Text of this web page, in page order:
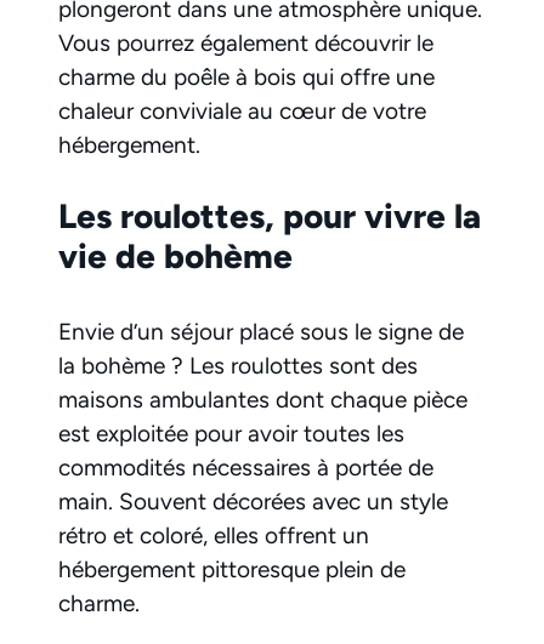
plongeront dans une atmosphère unique.
Vous pourrez également découvrir le
charme du poêle à bois qui offre une
chaleur conviviale au cœur de votre
hébergement.
Les roulottes, pour vivre la
vie de bohème
Envie d’un séjour placé sous le signe de
la bohème ? Les roulottes sont des
maisons ambulantes dont chaque pièce
est exploitée pour avoir toutes les
commodités nécessaires à portée de
main. Souvent décorées avec un style
rétro et coloré, elles offrent un
hébergement pittoresque plein de
charme.